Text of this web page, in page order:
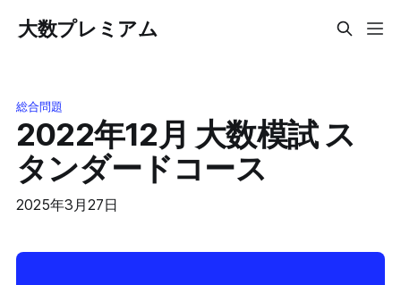
大数プレミアム
総合問題
2022年12月 大数模試 ス
タンダードコース
2025年3月27日